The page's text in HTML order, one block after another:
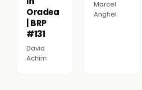
Oradea
| BRP
#131
David
Achim
Marcel
Anghel